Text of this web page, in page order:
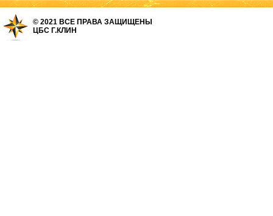
© 2021 ВСЕ ПРАВА ЗАЩИЩЕНЫ
ЦБС Г.КЛИН